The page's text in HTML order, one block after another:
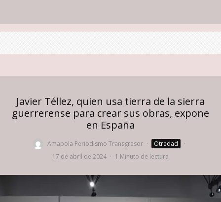
Javier Téllez, quien usa tierra de la sierra
guerrerense para crear sus obras, expone
en España
Amapola Periodismo Transgresor · Otredad
·
17 de abril de 2024 · 1 Minuto de lectura